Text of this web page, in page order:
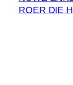
ROER DIE